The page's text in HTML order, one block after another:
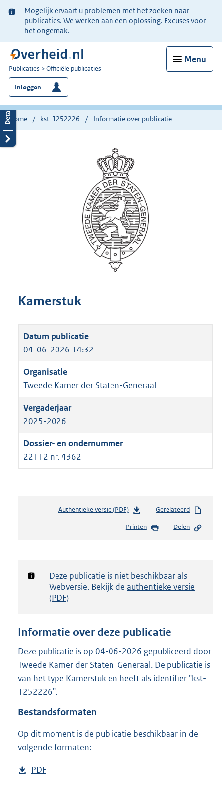
Ter
informatie:
Mogelijk ervaart u problemen met het zoeken naar
publicaties. We werken aan een oplossing. Excuses voor
het ongemak.
Menu
U
bent
nu
hier:
Publicaties Officiële publicaties
Inloggen
Home kst-1252226 Informatie over publicatie
Kamerstuk
04-06-2026 14:32
Tweede Kamer der Staten-Generaal
2025-2026
22112 nr. 4362
Authentieke versie (PDF)b
s
d
g
t
e
:
4
Gerelateerd
Printen Delen
Notificatie:
Deze publicatie is niet beschikbaar als
Webversie. Bekijk de authentieke versie
(PDF)
Informatie over deze publicatie
Deze publicatie is op 04-06-2026 gepubliceerd door
Tweede Kamer der Staten-Generaal. De publicatie is
van het type Kamerstuk en heeft als identifier "kst-
1252226".
Bestandsformaten
Op dit moment is de publicatie beschikbaar in de
volgende formaten:
D
PDF